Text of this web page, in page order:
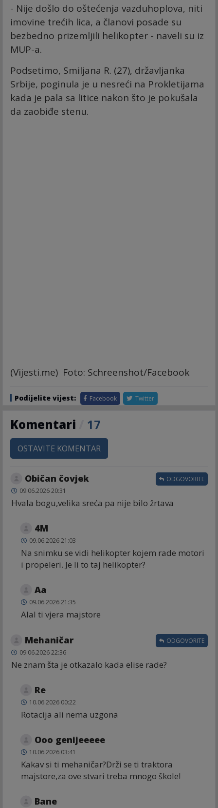
- Nije došlo do oštećenja vazduhoplova, niti
imovine trećih lica, a članovi posade su
bezbedno prizemljili helikopter - naveli su iz
MUP-a.
Podsetimo, Smiljana R. (27), državljanka
Srbije, poginula je u nesreći na Prokletijama
kada je pala sa litice nakon što je pokušala
da zaobiđe stenu.
(Vijesti.me) Foto: Schreenshot/Facebook
Podijelite vijest: Facebook Twitter
Komentari 17
OSTAVITE KOMENTAR
Običan čovjek
09.06.2026 20:31
Hvala bogu,velika sreća pa nije bilo žrtava
ODGOVORITE
4M
09.06.2026 21:03
Na snimku se vidi helikopter kojem rade motori
i propeleri. Je li to taj helikopter?
Aa
09.06.2026 21:35
Alal ti vjera majstore
Mehaničar
09.06.2026 22:36
Ne znam šta je otkazalo kada elise rade?
ODGOVORITE
Re
10.06.2026 00:22
Rotacija ali nema uzgona
Ooo genijeeeee
10.06.2026 03:41
Kakav si ti mehaničar?Drži se ti traktora
majstore,za ove stvari treba mnogo škole!
Bane